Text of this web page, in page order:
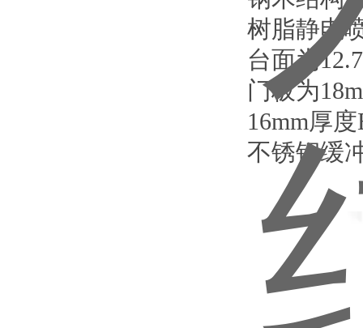
树脂静电
台面为
门板为
16mm厚
不锈钢缓